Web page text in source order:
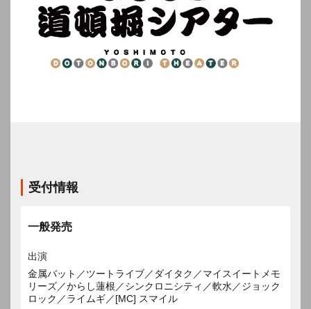
受付情報
一般発売
出演
金属バット／ツートライブ／ダイタク／マイスイートメモ
リーズ／からし蓮根／シンクロニシティ／軟水／ジョック
ロック／ライムギ／[MC] スマイル